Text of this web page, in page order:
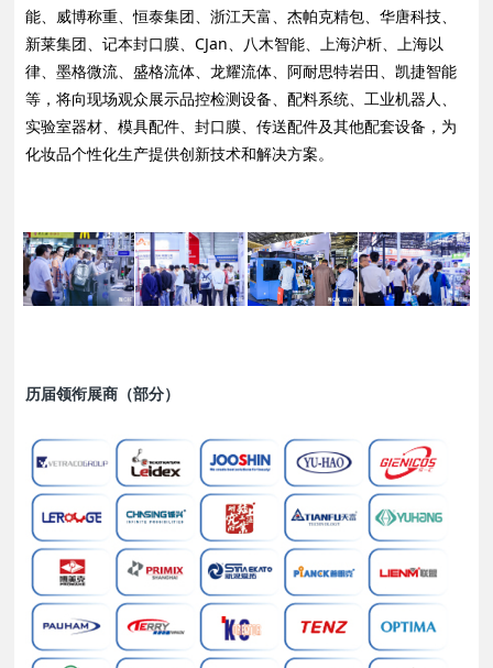
能、威博称重、恒泰集团、浙江天富、杰帕克精包、华唐科技、
新莱集团、记本封口膜、CJan、八木智能、上海沪析、上海以
律、墨格微流、盛格流体、龙耀流体、阿耐思特岩田、凯捷智能
等，将向现场观众展示品控检测设备、配料系统、工业机器人、
实验室器材、模具配件、封口膜、传送配件及其他配套设备，为
化妆品个性化生产提供创新技术和解决方案。
历届领衔展商（部分）